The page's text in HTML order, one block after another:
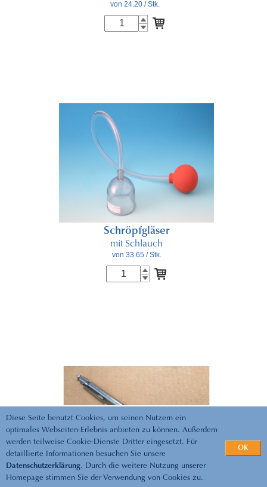
Diese Seite benutzt Cookies, um seinen Nutzern ein
optimales Webseiten-Erlebnis anbieten zu können. Außerdem
werden teilweise Cookie-Dienste Dritter eingesetzt. Für
detaillierte Informationen besuchen Sie unsere
Datenschutzerklärung. Durch die weitere Nutzung unserer
Homepage stimmen Sie der Verwendung von Cookies zu.
OK
von 24.20/ Stk.
Schröpfgläser
mit Schlauch
von 33.65 / Stk.
Massagestäbschen